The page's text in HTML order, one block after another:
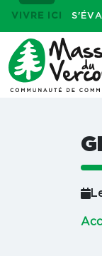
VIVRE ICI